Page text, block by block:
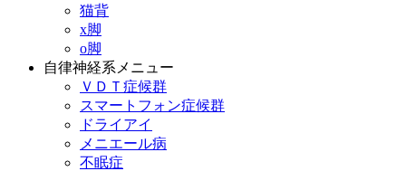
猫背
x脚
o脚
自律神経系メニュー
ＶＤＴ症候群
スマートフォン症候群
ドライアイ
メニエール病
不眠症